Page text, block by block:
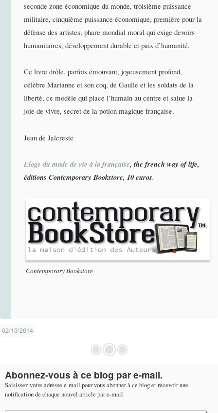
seconde zone économique du monde, troisième puissance
militaire, cinquième puissance économique, première pour la
défense des artistes, phare mondial moral qui exige devoirs
humanitaires, développement durable et paix d’humanité.
Ce livre drôle, parfois émouvant, joyeusement profond,
célèbre Marianne et son coq, de Gaulle et les soldats de la
liberté, ce modèle qui place l’humain au centre et salue la
joie de vivre, secret de la potion magique française.
Jean de Jalcreste
Eloge du mode de vie à la française, the french way of life,
éditions Contemporary Bookstore, 10 euros.
Contemporary Bookstore
02/13/2014
Abonnez-vous à ce blog par e-mail.
Saisissez votre adresse e-mail pour vous abonner à ce blog et recevoir une
notification de chaque nouvel article par e-mail.